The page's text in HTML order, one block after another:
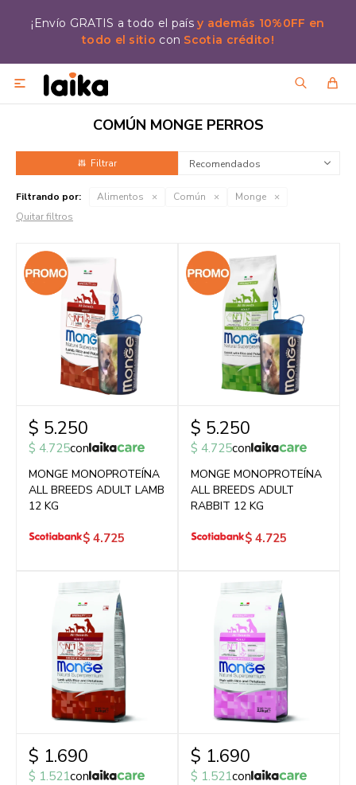
¡Envío GRATIS a todo el paísy además 10%0FF en
todo el sitio con Scotia crédito!

COMÚN MONGE PERROS
Recomendados
Filtrando por: Alimentos Común
Monge
Quitar filtros
$ 5.250
$ 4.725con
MONGE MONOPROTEÍNA
ALL BREEDS ADULT LAMB
12 KG
$ 4.725
$ 5.250
$ 4.725con
MONGE MONOPROTEÍNA
ALL BREEDS ADULT
RABBIT 12 KG
$ 4.725
$ 1.690
$ 1.521con
$ 1.690
$ 1.521con